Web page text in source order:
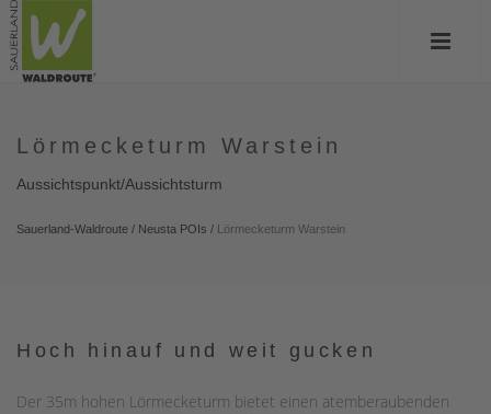
Lörmecketurm Warstein
Aussichtspunkt/Aussichtsturm
Sauerland-Waldroute / Neusta POIs / Lörmecketurm Warstein
Hoch hinauf und weit gucken
Der 35m hohen Lörmecketurm bietet einen atemberaubenden